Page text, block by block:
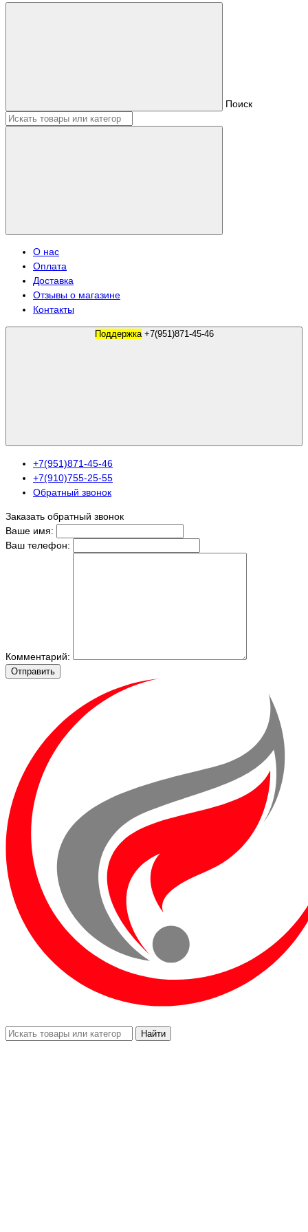
Поиск
О нас
Оплата
Доставка
Отзывы о магазине
Контакты
Поддержка +7(951)871-45-46
+7(951)871-45-46
+7(910)755-25-55
Обратный звонок
Заказать обратный звонок
Ваше имя:
Ваш телефон:
Комментарий:
Отправить
Найти